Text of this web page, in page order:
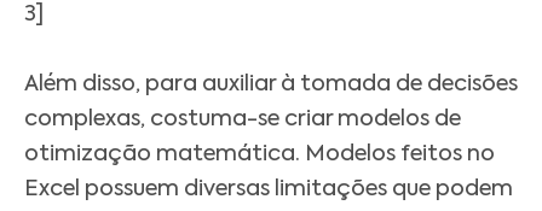
3]
Além disso, para auxiliar à tomada de decisões
complexas, costuma-se criar modelos de
otimização matemática. Modelos feitos no
Excel possuem diversas limitações que podem